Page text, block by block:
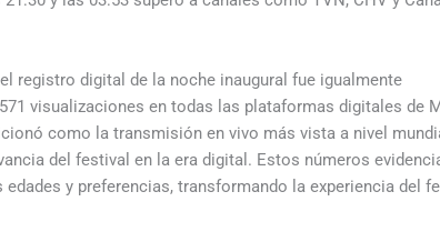
registro digital de la noche inaugural fue igualmente
visualizaciones en todas las plataformas digitales de
como la transmisión en vivo más vista a nivel
del festival en la era digital. Estos números
y preferencias, transformando la experiencia del